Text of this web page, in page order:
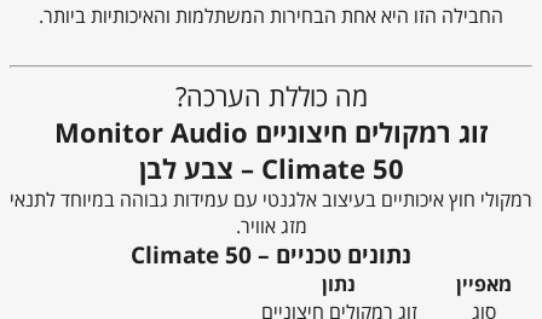
החבילה הזו היא אחת הבחירות המשתלמות והאיכותיות ביותר.
מה כוללת הערכה?
זוג רמקולים חיצוניים Monitor Audio
Climate 50 – צבע לבן
רמקולי חוץ איכותיים בעיצוב אלגנטי עם עמידות גבוהה במיוחד לתנאי
מזג אוויר.
נתונים טכניים – Climate 50
מאפיין
נתון
סוג
זוג רמקולים חיצוניים